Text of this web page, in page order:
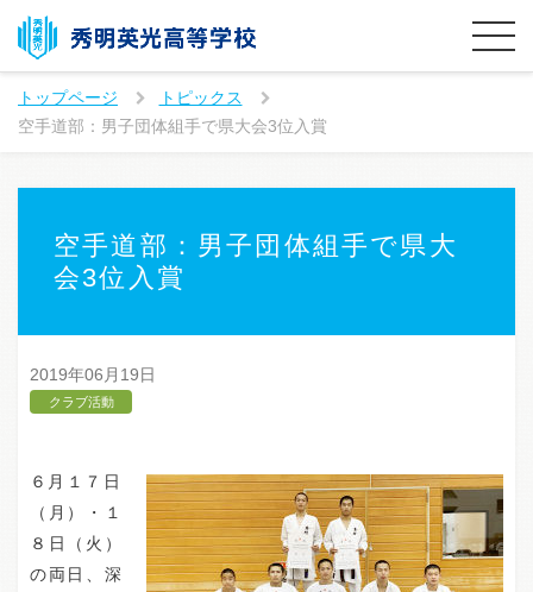
トップページ
トピックス
空手道部：男子団体組手で県大会3位入賞
空手道部：男子団体組手で県大
会3位入賞
2019年06月19日
クラブ活動
６月１７日
（月）・１
８日（火）
の両日、深